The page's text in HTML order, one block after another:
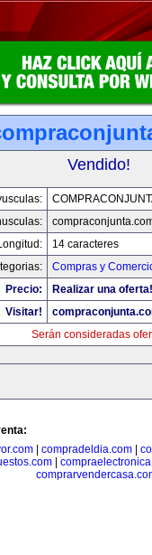
Vendido!
14 caracteres
Compras y
Precio:
Realizar una oferta!
Visitar!
Serán consideradas
| compradeldia.com|
|